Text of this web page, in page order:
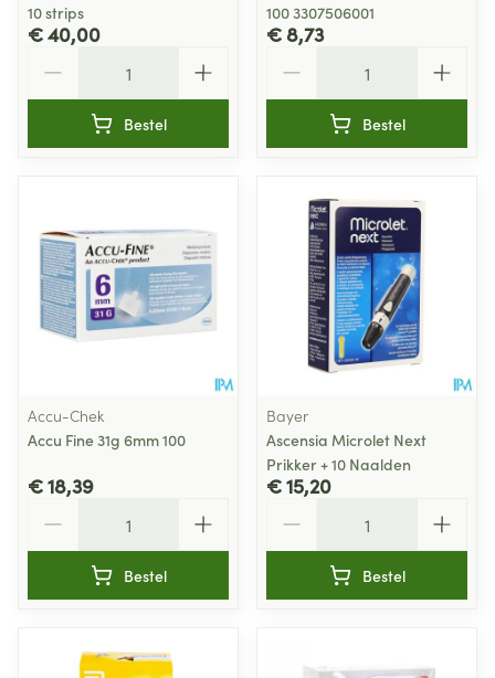
10 strips
€ 40,00
Bestel
100 3307506001
€ 8,73
Bestel
Accu-Chek
Accu Fine 31g 6mm 100
€ 18,39
Bestel
Bayer
Ascensia Microlet Next
Prikker + 10 Naalden
€ 15,20
Bestel